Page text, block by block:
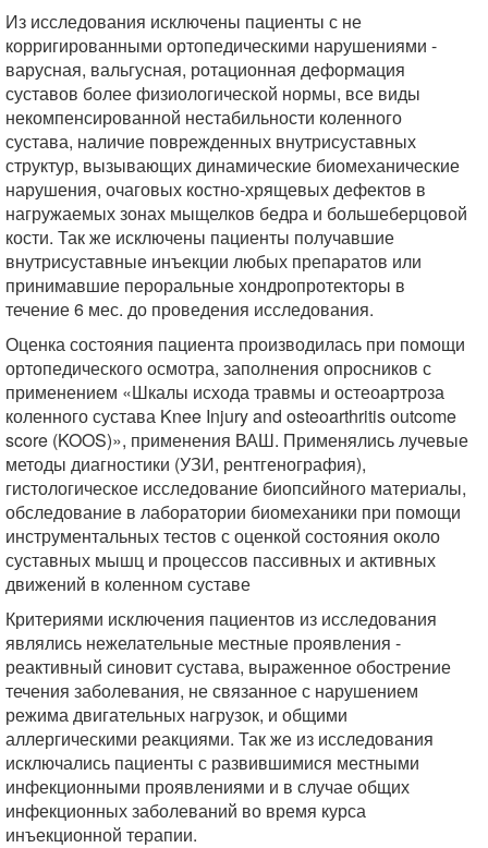
Из исследования исключены пациенты с не
корригированными ортопедическими нарушениями -
варусная, вальгусная, ротационная деформация
суставов более физиологической нормы, все виды
некомпенсированной нестабильности коленного
сустава, наличие поврежденных внутрисуставных
структур, вызывающих динамические биомеханические
нарушения, очаговых костно-хрящевых дефектов в
нагружаемых зонах мыщелков бедра и большеберцовой
кости. Так же исключены пациенты получавшие
внутрисуставные инъекции любых препаратов или
принимавшие пероральные хондропротекторы в
течение 6 мес. до проведения исследования.
Оценка состояния пациента производилась при помощи
ортопедического осмотра, заполнения опросников с
применением «Шкалы исхода травмы и остеоартроза
коленного сустава Knee Injury and osteoarthritis outcome
score (KOOS)», применения ВАШ. Применялись лучевые
методы диагностики (УЗИ, рентгенография),
гистологическое исследование биопсийного материалы,
обследование в лаборатории биомеханики при помощи
инструментальных тестов с оценкой состояния около
суставных мышц и процессов пассивных и активных
движений в коленном суставе
Критериями исключения пациентов из исследования
являлись нежелательные местные проявления -
реактивный синовит сустава, выраженное обострение
течения заболевания, не связанное с нарушением
режима двигательных нагрузок, и общими
аллергическими реакциями. Так же из исследования
исключались пациенты с развившимися местными
инфекционными проявлениями и в случае общих
инфекционных заболеваний во время курса
инъекционной терапии.